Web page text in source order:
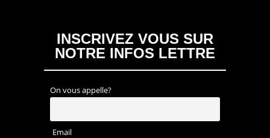
INSCRIVEZ VOUS SUR
NOTRE INFOS LETTRE
On vous appelle?
Email